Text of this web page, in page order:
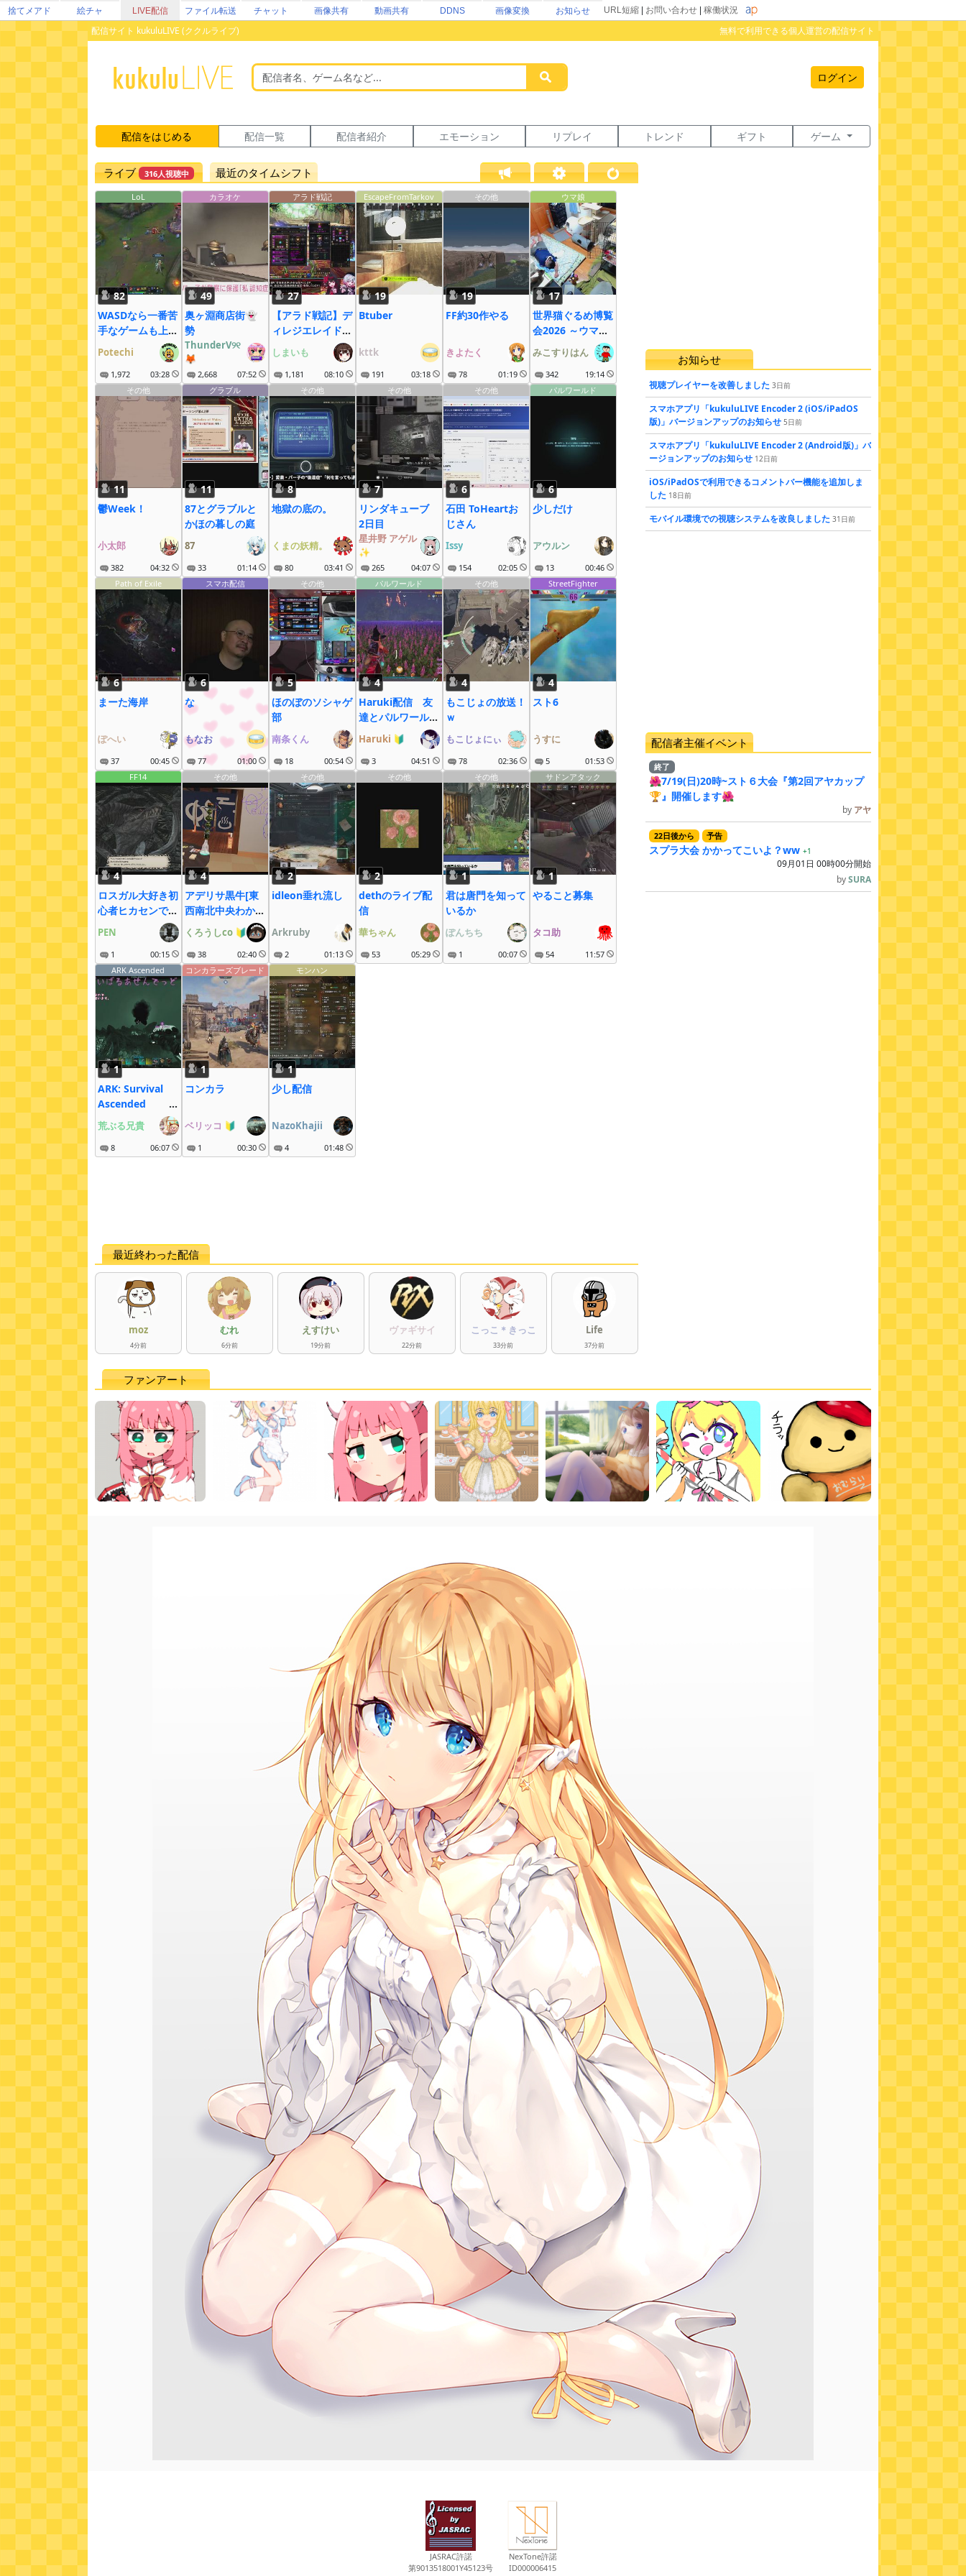
捨てメアド 絵チャ LIVE配信 ファイル転送 チャット 画像共有 動画共有 DDNS 画像変換 お知らせ URL短縮 お問い合わせ 稼働状況
配信サイト kukuluLIVE (ククルライブ) 無料で利用できる個人運営の配信サイト
ログイン
配信をはじめる 配信一覧 配信者紹介 エモーション リプレイ トレンド ギフト ゲーム
ライブ 316人視聴中 最近のタイムシフト
LoL
82
WASDなら一番苦
手なゲームも上手
くなる説
Potechi
1,972 03:28
カラオケ
49
奥ヶ淵商店街👻
勢
ThunderV୨୧
🦊
2,668 07:52
アラド戦記
27
【アラド戦記】デ
ィレジエレイド周
回（しまいもディ
レH）
しまいも
1,181 08:10
EscapeFromTarkov
19
Btuber
kttk
191 03:18
その他
19
FF約30作やる
きよたく
78 01:19
ウマ娘
17
世界猫ぐるめ博覧
会2026 ～ウマ娘
も大疾走にゃ～
みこすりはん
342
19:14
その他
11
鬱Week！
小太郎
382 04:32
グラブル
11
87とグラブルと
かほの暮しの庭
87
33 01:14
その他
8
地獄の底の。
くまの妖精。
80 03:41
その他
7
リンダキューブ
2日目
星井野 アゲル
✨
265 04:07
その他
6
石田 ToHeartお
じさん
Issy
154 02:05
パルワールド
6
少しだけ
アウルン
13
00:46
Path of Exile
6
まーた海岸
ぽへい
37 00:45
スマホ配信
6
な
もなお
77 01:00
その他
5
ほのぼのソシャゲ
部
南条くん
18 00:54
パルワールド
4
Haruki配信 友
達とパルワールド
する
Haruki 🔰
3 04:51
その他
4
もこじょの放送！
ｗ
もこじょにぃ
78 02:36
StreetFighter
4
スト6
うすに
5
01:53
FF14
4
ロスガル大好き初
心者ヒカセンで
す！ 短めかも
PEN
1 00:15
その他
4
アデリサ黒牛[東
西南北中央わから
ん]
くろうしco 🔰
38 02:40
その他
2
idleon垂れ流し
Arkruby
2 01:13
その他
2
dethのライブ配
信
華ちゃん
53 05:29
その他
1
君は唐門を知って
いるか
ぽんちち
1 00:07
サドンアタック
1
やること募集
タコ助
54
11:57
ARK Ascended
1
ARK: Survival
Ascended ロ
ーカル/Steam/じ
ぇねしす１
荒ぶる兄貴
8 06:07
コンカラーズブレード
1
コンカラ
ベリッコ 🔰
1 00:30
モンハン
1
少し配信
NazoKhajii
4 01:48
最近終わった配信
moz
4分前
むれ
6分前
えすけい
19分前
ヴァギサイ
22分前
こっこ＊きっこ
33分前
Life
37分前
お知らせ
視聴プレイヤーを改善しました 3日前
スマホアプリ「kukuluLIVE Encoder 2 (iOS/iPadOS
版)」バージョンアップのお知らせ 5日前
スマホアプリ「kukuluLIVE Encoder 2 (Android版)」バ
ージョンアップのお知らせ 12日前
iOS/iPadOSで利用できるコメントバー機能を追加しま
した 18日前
モバイル環境での視聴システムを改良しました 31 日前
配信者主催イベント
終了
🌺7/19(日)20時~スト６大会『第2回アヤカップ
🏆』開催します🌺
by アヤ
22日後から 予告
スプラ大会 かかってこいよ？ww +1
09月01日 00時00分開始
bySURA
ファンアート
JASRAC許諾
第9013518001Y45123号
NexTone許諾
ID000006415